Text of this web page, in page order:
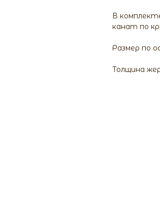
В
канат по
Размер по
Толщина